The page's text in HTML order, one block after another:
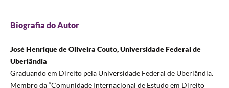
Biografia do Autor
José Henrique de Oliveira Couto, Universidade Federal de
Uberlândia
Graduando em Direito pela Universidade Federal de Uberlândia.
Membro da “Comunidade Internacional de Estudo em Direito